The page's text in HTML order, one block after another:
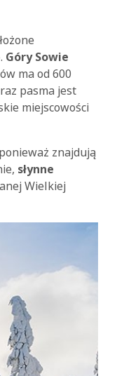
Góry Sowie
ma od 600
pasma jest
miejscowości
znajdują
słynne
Wielkiej